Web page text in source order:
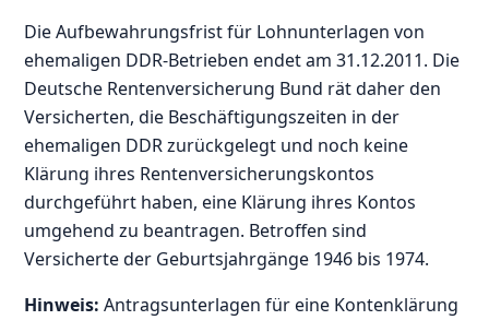
Die Aufbewahrungsfrist für Lohnunterlagen von
ehemaligen DDR-Betrieben endet am 31.12.2011. Die
Deutsche Rentenversicherung Bund rät daher den
Versicherten, die Beschäftigungszeiten in der
ehemaligen DDR zurückgelegt und noch keine
Klärung ihres Rentenversicherungskontos
durchgeführt haben, eine Klärung ihres Kontos
umgehend zu beantragen. Betroffen sind
Versicherte der Geburtsjahrgänge 1946 bis 1974.
Hinweis: Antragsunterlagen für eine Kontenklärung